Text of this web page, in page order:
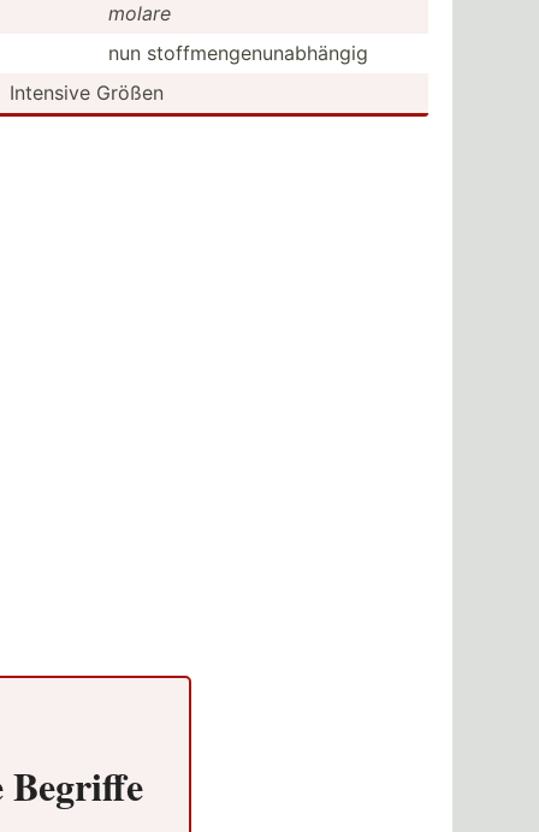
molare
nun stoffm­eng­enu­nab­hängig
Intensive Größen